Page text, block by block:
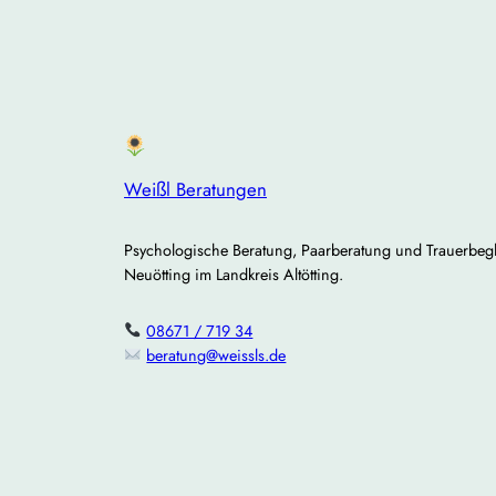
Weißl Beratungen
Psychologische Beratung, Paarberatung und
Neuötting im Landkreis Altötting.
08671 / 719 34
beratung@weissls.de